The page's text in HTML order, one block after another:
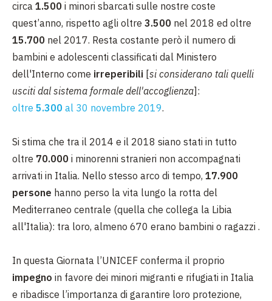
circa 1.500 i minori sbarcati sulle nostre coste
quest’anno, rispetto agli oltre 3.500 nel 2018 ed oltre
15.700 nel 2017. Resta costante però il numero di
bambini e adolescenti classificati dal Ministero
dell'Interno come irreperibili [si considerano tali quelli
usciti dal sistema formale dell'accoglienza]:
oltre 5.300 al 30 novembre 2019.
Si stima che tra il 2014 e il 2018 siano stati in tutto
oltre 70.000 i minorenni stranieri non accompagnati
arrivati in Italia. Nello stesso arco di tempo, 17.900
persone hanno perso la vita lungo la rotta del
Mediterraneo centrale (quella che collega la Libia
all'Italia): tra loro, almeno 670 erano bambini o ragazzi .
In questa Giornata l’UNICEF conferma il proprio
impegno in favore dei minori migranti e rifugiati in Italia
e ribadisce l’importanza di garantire loro protezione,